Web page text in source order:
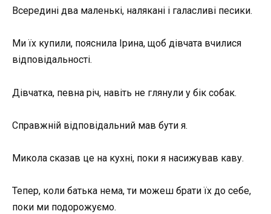
Всередині два маленькі, налякані і галасливі песики.
Ми їх купили, пояснила Ірина, щоб дівчата вчилися
відповідальності.
Дівчатка, певна річ, навіть не глянули у бік собак.
Справжній відповідальний мав бути я.
Микола сказав це на кухні, поки я насижував каву.
Тепер, коли батька нема, ти можеш брати їх до себе,
поки ми подорожуємо.